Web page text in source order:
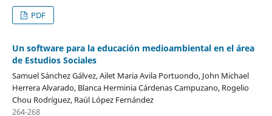
PDF
Un software para la educación medioambiental en el área
de Estudios Sociales
Samuel Sánchez Gálvez, Ailet Maria Avila Portuondo, John Michael
Herrera Alvarado, Blanca Herminia Cárdenas Campuzano, Rogelio
Chou Rodríguez, Raúl López Fernández
264-268